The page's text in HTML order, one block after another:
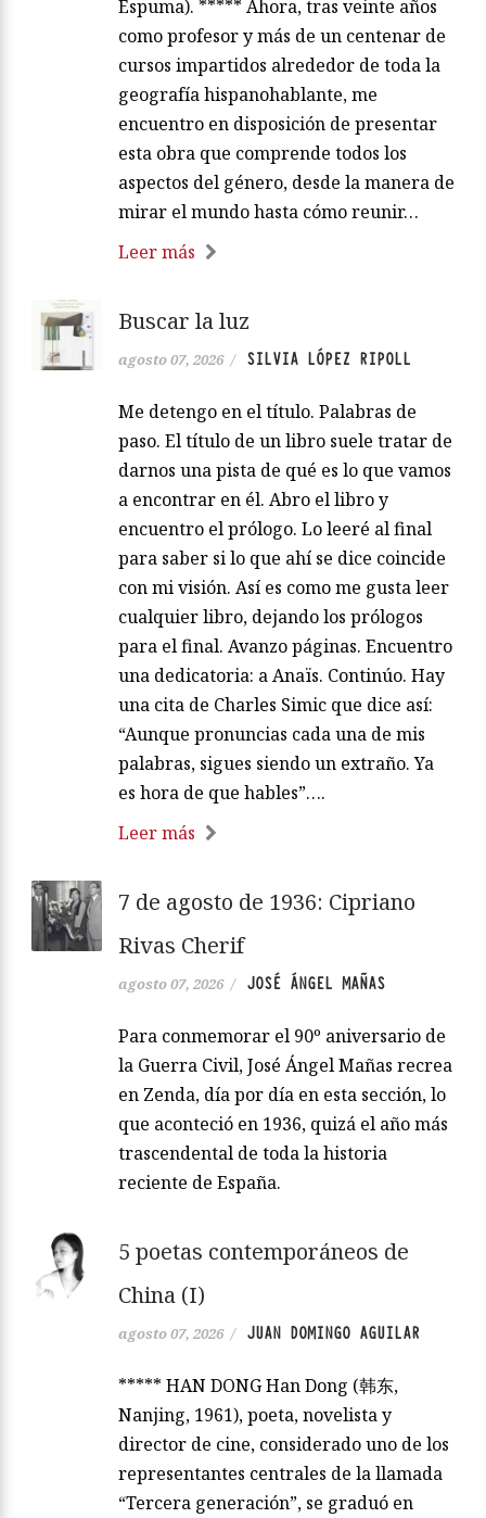
Espuma). ***** Ahora, tras veinte años
como profesor y más de un centenar de
cursos impartidos alrededor de toda la
geografía hispanohablante, me
encuentro en disposición de presentar
esta obra que comprende todos los
aspectos del género, desde la manera de
mirar el mundo hasta cómo reunir…
Leer más
Buscar la luz
agosto 07, 2026 / SILVIA LÓPEZ RIPOLL
Me detengo en el título. Palabras de
paso. El título de un libro suele tratar de
darnos una pista de qué es lo que vamos
a encontrar en él. Abro el libro y
encuentro el prólogo. Lo leeré al final
para saber si lo que ahí se dice coincide
con mi visión. Así es como me gusta leer
cualquier libro, dejando los prólogos
para el final. Avanzo páginas. Encuentro
una dedicatoria: a Anaïs. Continúo. Hay
una cita de Charles Simic que dice así:
“Aunque pronuncias cada una de mis
palabras, sigues siendo un extraño. Ya
es hora de que hables”….
Leer más
7 de agosto de 1936: Cipriano
Rivas Cherif
agosto 07, 2026 / JOSÉ ÁNGEL MAÑAS
Para conmemorar el 90º aniversario de
la Guerra Civil, José Ángel Mañas recrea
en Zenda, día por día en esta sección, lo
que aconteció en 1936, quizá el año más
trascendental de toda la historia
reciente de España.
5 poetas contemporáneos de
China (I)
agosto 07, 2026 / JUAN DOMINGO AGUILAR
***** HAN DONG Han Dong (韩东,
Nanjing, 1961), poeta, novelista y
director de cine, considerado uno de los
representantes centrales de la llamada
“Tercera generación”, se graduó en